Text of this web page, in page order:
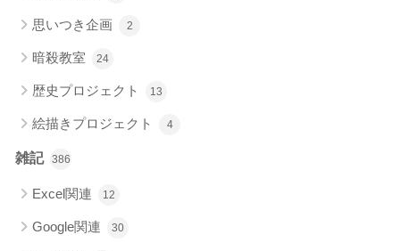
思いつき企画 2
暗殺教室 24
歴史プロジェクト 13
絵描きプロジェクト 4
雑記 386
Excel関連 12
Google関連 30